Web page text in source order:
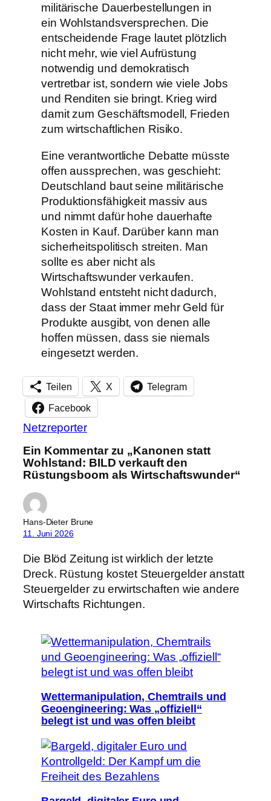
militärische Dauerbestellungen in
ein Wohlstandsversprechen. Die
entscheidende Frage lautet plötzlich
nicht mehr, wie viel Aufrüstung
notwendig und demokratisch
vertretbar ist, sondern wie viele Jobs
und Renditen sie bringt. Krieg wird
damit zum Geschäftsmodell, Frieden
zum wirtschaftlichen Risiko.
Eine verantwortliche Debatte müsste
offen aussprechen, was geschieht:
Deutschland baut seine militärische
Produktionsfähigkeit massiv aus
und nimmt dafür hohe dauerhafte
Kosten in Kauf. Darüber kann man
sicherheitspolitisch streiten. Man
sollte es aber nicht als
Wirtschaftswunder verkaufen.
Wohlstand entsteht nicht dadurch,
dass der Staat immer mehr Geld für
Produkte ausgibt, von denen alle
hoffen müssen, dass sie niemals
eingesetzt werden.
Teilen X Telegram
Facebook
Netzreporter
Ein Kommentar zu „Kanonen statt
Wohlstand: BILD verkauft den
Rüstungsboom als Wirtschaftswunder“
Hans-Dieter Brune
11. Juni 2026
Die Blöd Zeitung ist wirklich der letzte
Dreck. Rüstung kostet Steuergelder anstatt
Steuergelder zu erwirtschaften wie andere
Wirtschafts Richtungen.
Wettermanipulation, Chemtrails und
Geoengineering: Was „offiziell“
belegt ist und was offen bleibt